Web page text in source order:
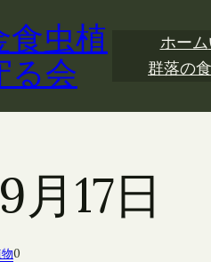
食虫植
る会
ホーム
群落の
月17日
0